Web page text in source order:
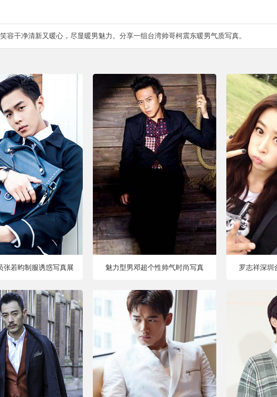
容干净清新又暖心，尽显暖男魅力。分享一组台湾帅哥柯震东暖男气质写真。
张若昀制服诱惑写真展 魅力型男邓超个性帅气时尚写真 罗志祥深圳